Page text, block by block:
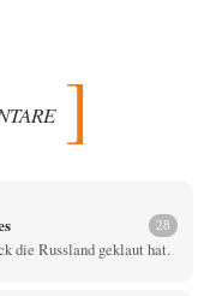
28
die Russland geklaut hat.